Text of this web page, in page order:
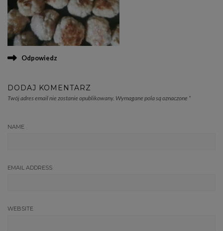
Odpowiedz
DODAJ KOMENTARZ
Twój adres email nie zostanie opublikowany. Wymagane pola są oznaczone *
NAME
EMAIL ADDRESS
WEBSITE